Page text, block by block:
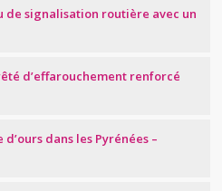
de signalisation routière avec un
d’effarouchement renforcé
dans les Pyrénées –